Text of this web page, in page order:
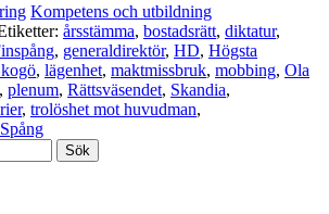
Kompetens och utbildning
årsstämma, bostadsrätt, diktatur,
, generaldirektör, HD, Högsta
, lägenhet, maktmissbruk, mobbing, Ola
, plenum, Rättsväsendet, Skandia,
, trolöshet mot huvudman,